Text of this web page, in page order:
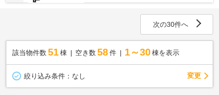
次の30件へ
該当物件数 51棟 空き数 58 件 1～30 棟を表示
絞り込み条件： なし 変更